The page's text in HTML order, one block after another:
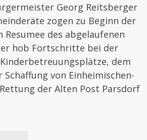
Georg Reitsberger
zogen zu Beginn der
Resumee des abgelaufenen
hob Fortschritte bei der
dem
Schaffung von Einheimischen-
der Alten Post Parsdorf